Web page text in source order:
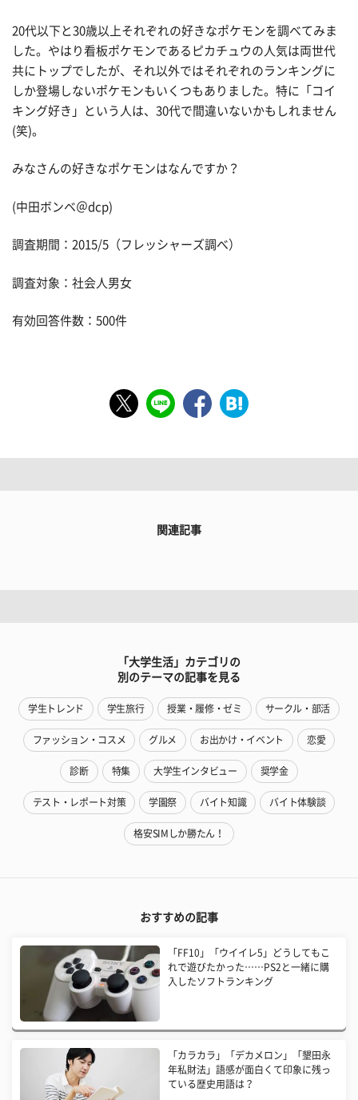
20代以下と30歳以上それぞれの好きなポケモンを調べてみま
した。やはり看板ポケモンであるピカチュウの人気は両世代
共にトップでしたが、それ以外ではそれぞれのランキングに
しか登場しないポケモンもいくつもありました。特に「コイ
キング好き」という人は、30代で間違いないかもしれません
(笑)。
みなさんの好きなポケモンはなんですか？
(中田ボンベ＠dcp)
調査期間：2015/5（フレッシャーズ調べ）
調査対象：社会人男女
有効回答件数：500件
関連記事
「大学生活」カテゴリの
別のテーマの記事を見る
学生トレンド 学生旅行 授業・履修・ゼミ サークル・部活
ファッション・コスメ グルメ お出かけ・イベント 恋愛
診断 特集 大学生インタビュー 奨学金
テスト・レポート対策 学園祭 バイト知識 バイト体験談
格安SIMしか勝たん！
おすすめの記事
「FF10」「ウイイレ5」どうしてもこ
れで遊びたかった……PS2と一緒に購
入したソフトランキング
「カラカラ」「デカメロン」「墾田永
年私財法」語感が面白くて印象に残っ
ている歴史用語は？